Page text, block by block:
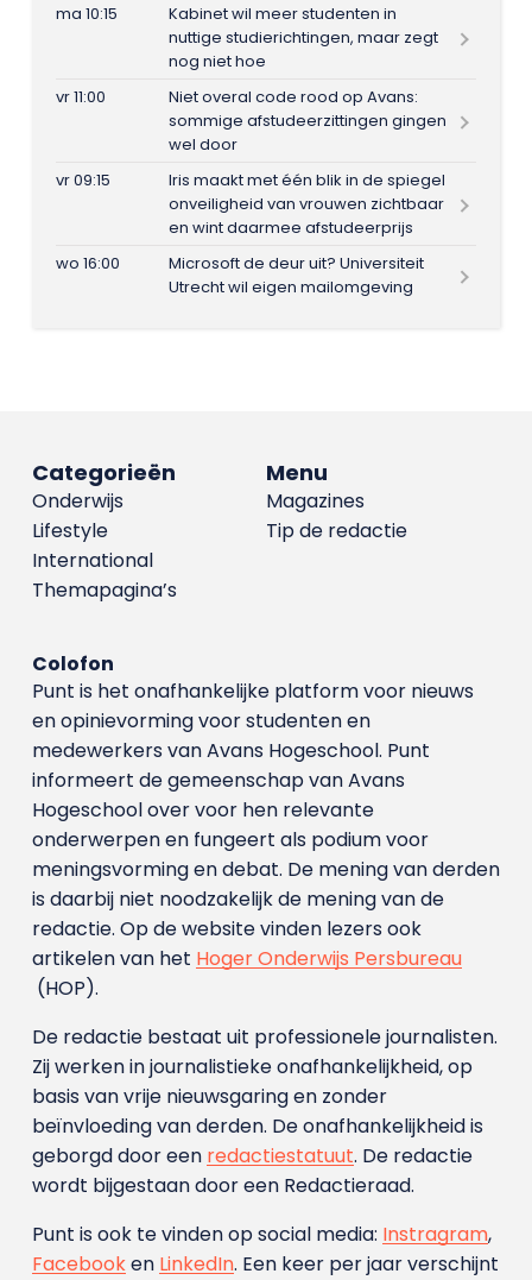
ma 10:15
Kabinet wil meer studenten in
nuttige studierichtingen, maar zegt
nog niet hoe
vr 11:00
Niet overal code rood op Avans:
sommige afstudeerzittingen gingen
wel door
vr 09:15
Iris maakt met één blik in de spiegel
onveiligheid van vrouwen zichtbaar
en wint daarmee afstudeerprijs
wo 16:00
Microsoft de deur uit? Universiteit
Utrecht wil eigen mailomgeving
Menu
Magazines
Tip de redactie
Categorieën
Onderwijs
Lifestyle
International
Themapagina’s
Colofon
Punt is het onafhankelijke platform voor nieuws
en opinievorming voor studenten en
medewerkers van Avans Hoge­school. Punt
informeert de gemeenschap van Avans
Hogeschool over voor hen relevante
onderwerpen en fungeert als podium voor
meningsvorming en debat. De mening van derden
is daarbij niet noodzakelijk de mening van de
redactie. Op de website vinden lezers ook
artikelen van het Hoger Onderwijs Persbureau
(HOP).
De redactie bestaat uit professionele journalisten.
Zij werken in journalistieke onafhankelijkheid, op
basis van vrije nieuwsgaring en zonder
beïnvloeding van derden. De onafhankelijkheid is
geborgd door een redactiestatuut. De redactie
wordt bijgestaan door een Redactieraad.
Punt is ook te vinden op social media: Instragram,
Facebooken LinkedIn. Een keer per jaar verschijnt